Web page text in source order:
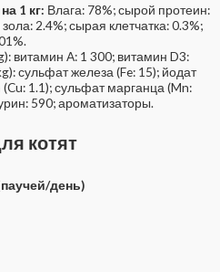
1 кг: Влага: 78%; сырой протеин:
2.4%; сырая клетчатка: 0.3%;
витамин A: 1 300; витамин D3:
сульфат железа (Fe: 15); йодат
1.1); сульфат марганца (Mn:
590; ароматизаторы.
котят
день)